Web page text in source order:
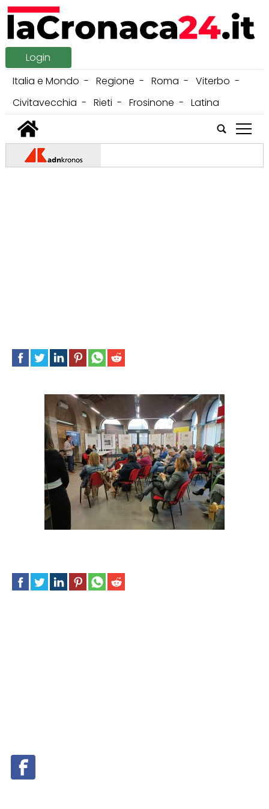
Login
Italia e Mondo
Regione Roma
Viterbo
Civitavecchia
Rieti Frosinone
Latina
tap